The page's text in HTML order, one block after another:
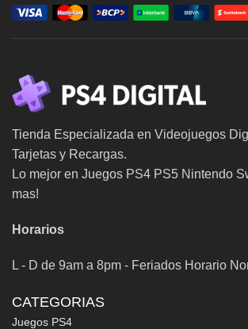
Tienda Especializada en Videojuegos
Tarjetas y Recargas.
Lo mejor en Juegos PS4 PS5 Nintendo
mas!
Horarios
L - D de 9am a 8pm - Feriados Horario
CATEGORIAS
Juegos PS4